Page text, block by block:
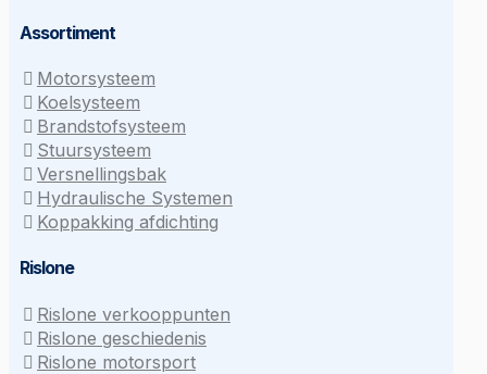
Assortiment
Motorsysteem
Koelsysteem
Brandstofsysteem
Stuursysteem
Versnellingsbak
Hydraulische Systemen
Koppakking afdichting
Rislone
Rislone verkooppunten
Rislone geschiedenis
Rislone motorsport